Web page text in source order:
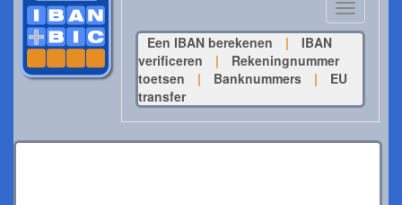
Toggle
navigation
Een IBAN berekenen
|
IBAN
verificeren
|
Rekeningnummer
toetsen
| Banknummers |
EU
transfer